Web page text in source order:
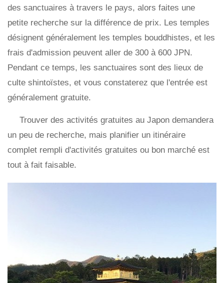
des sanctuaires à travers le pays, alors faites une
petite recherche sur la différence de prix. Les temples
désignent généralement les temples bouddhistes, et les
frais d'admission peuvent aller de 300 à 600 JPN.
Pendant ce temps, les sanctuaires sont des lieux de
culte shintoïstes, et vous constaterez que l'entrée est
généralement gratuite.
Trouver des activités gratuites au Japon demandera
un peu de recherche, mais planifier un itinéraire
complet rempli d'activités gratuites ou bon marché est
tout à fait faisable.